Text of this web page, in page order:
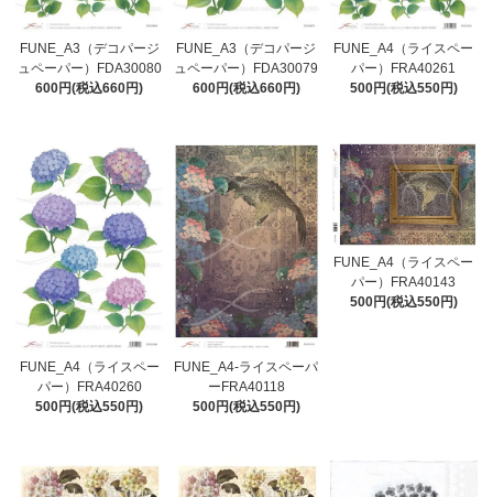
FUNE_A3（デコパージ
ュペーパー）FDA30080
600円(税込660円)
FUNE_A3（デコパージ
ュペーパー）FDA30079
600円(税込660円)
FUNE_A4（ライスペー
パー）FRA40261
500円(税込550円)
FUNE_A4（ライスペー
パー）FRA40260
500円(税込550円)
FUNE_A4-ライスペーパ
ーFRA40118
500円(税込550円)
FUNE_A4（ライスペー
パー）FRA40143
500円(税込550円)